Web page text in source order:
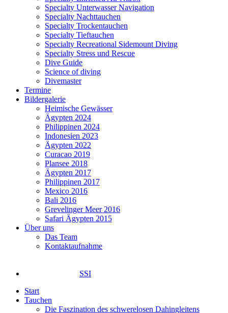
Specialty Unterwasser Navigation
Specialty Nachttauchen
Specialty Trockentauchen
Specialty Tieftauchen
Specialty Recreational Sidemount Diving
Specialty Stress und Rescue
Dive Guide
Science of diving
Divemaster
Termine
Bildergalerie
Heimische Gewässer
Ägypten 2024
Philippinen 2024
Indonesien 2023
Ägypten 2022
Curacao 2019
Plansee 2018
Ägypten 2017
Philippinen 2017
Mexico 2016
Bali 2016
Grevelinger Meer 2016
Safari Ägypten 2015
Über uns
Das Team
Kontaktaufnahme
SSI
Start
Tauchen
Die Faszination des schwerelosen Dahingleitens